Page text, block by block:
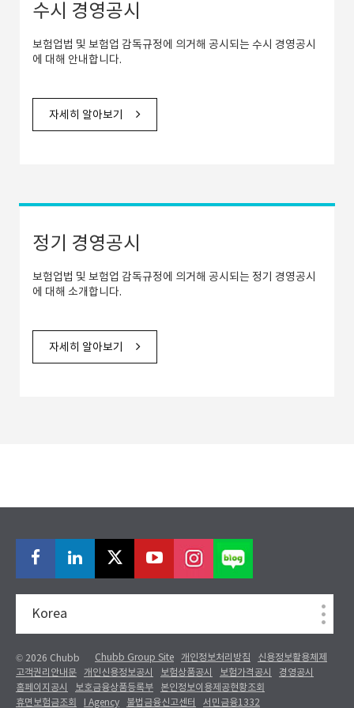
수시 경영공시
보험업법 및 보험업 감독규정에 의거해 공시되는 수시 경영공시
에 대해 안내합니다.
자세히 알아보기
정기 경영공시
보험업법 및 보험업 감독규정에 의거해 공시되는 정기 경영공시
에 대해 소개합니다.
자세히 알아보기
Korea
© 2026 Chubb Chubb Group Site 개인정보처리방침
신용정보활용체제
고객권리안내문
개인신용정보공시 보험상품공시 보험가격공시
경영공시
홈페이지공시
보호금융상품등록부
본인정보이용제공현황조회
휴면보험금조회
I Agency 불법금융신고센터 서민금융1332